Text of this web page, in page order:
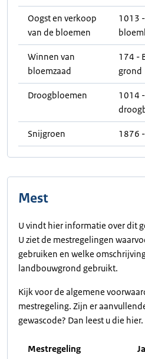
Oogst en verkoop
van de bloemen
1013
Winnen van
bloemzaad
174 -
grond
Droogbloemen
1014
Snijgroen 1876
Mest
U vindt hier informatie over dit
U ziet de mestregelingen
gebruiken en welke
landbouwgrond gebruikt.
Kijk voor de algemene
mestregeling. Zijn er
gewascode? Dan leest u die hier.
Mestregeling